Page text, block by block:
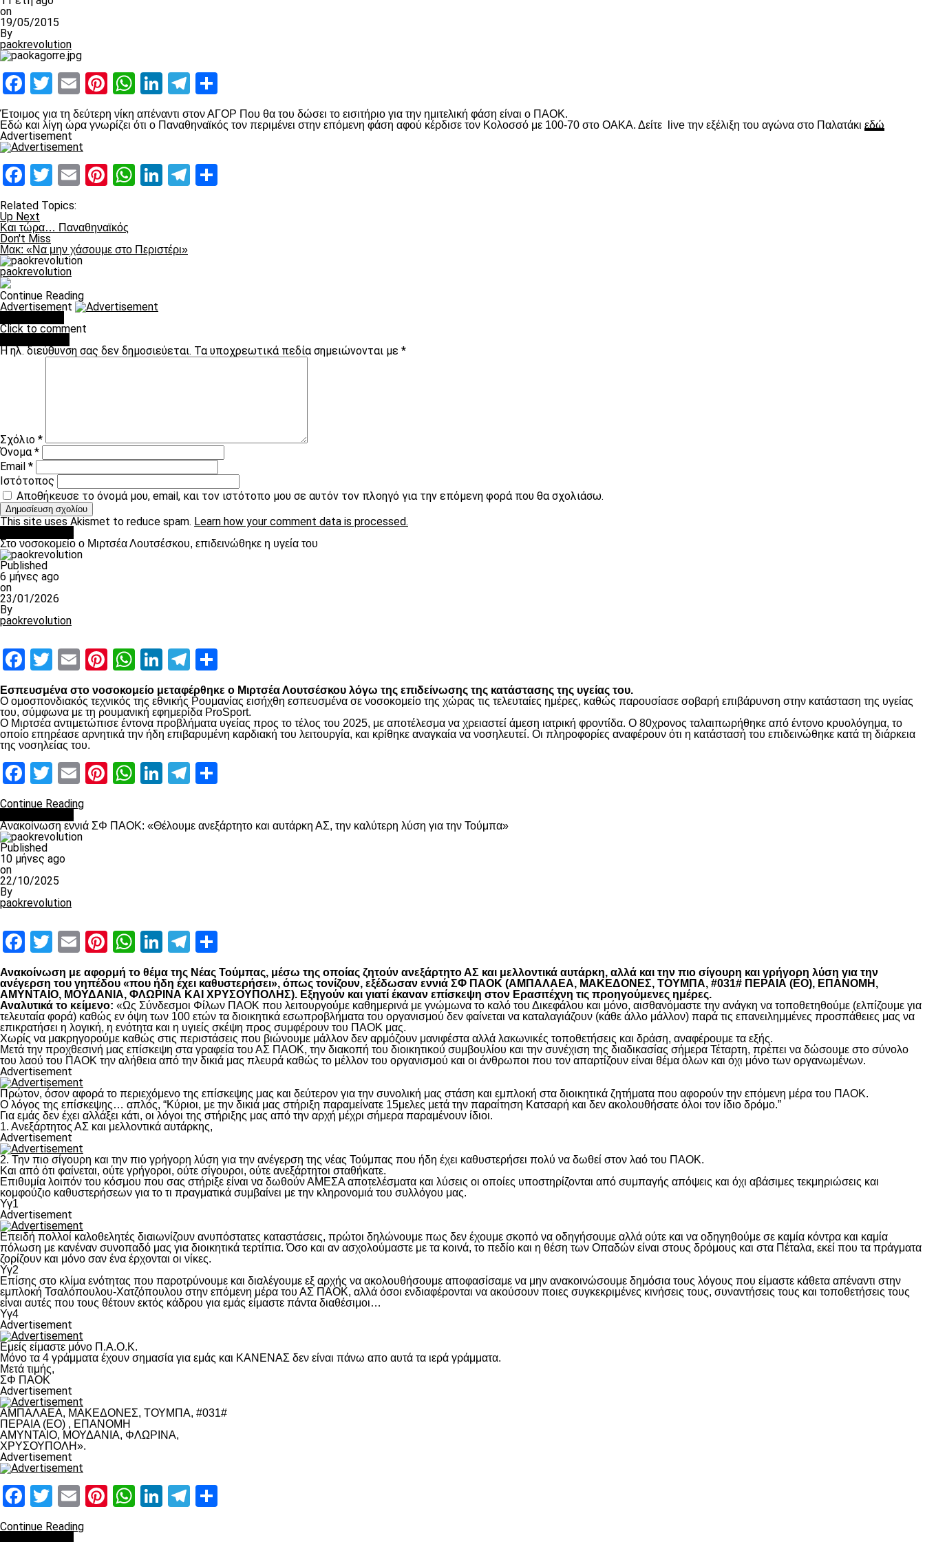
on
19/05/2015
By
paokrevolution
Facebook
Twitter
EmailPinterest
WhatsApp
LinkedIn
Telegram
Έτοιμος για τη δεύτερη νίκη απέναντι στον ΑΓΟΡ Που θα του δώσει το εισιτήριο για την ημιτελική φάση είναι ο ΠΑΟΚ.
Εδώ και λίγη ώρα γνωρίζει ότι ο Παναθηναϊκός τον περιμένει στην επόμενη φάση αφού κέρδισε τον Κολοσσό με 100-70 στο ΟΑΚΑ. Δείτε live την εξέλιξη του αγώνα στο Παλατάκι εδώ
Advertisement
Facebook
Twitter
EmailPinterest
WhatsApp
LinkedIn
Telegram
Related Topics:
Up Next
Και τώρα… Παναθηναϊκός
Don't Miss
Μακ: «Να μην χάσουμε στο Περιστέρι»
paokrevolution
Continue Reading
Advertisement
Click to comment
Η ηλ. διεύθυνση σας δεν δημοσιεύεται. Τα υποχρεωτικά πεδία σημειώνονται με *
Σχόλιο *
Όνομα*
Email *
Ιστότοπος
Αποθήκευσε το όνομά μου, email, και τον ιστότοπο μου σε αυτόν τον πλοηγό για την επόμενη φορά που θα σχολιάσω.
This site uses Akismet to reduce spam. Learn how your comment data is processed.
Στο νοσοκομείο ο Μιρτσέα Λουτσέσκου, επιδεινώθηκε η υγεία του
Published
6 μήνες ago
on
23/01/2026
By
paokrevolution
Facebook
Twitter
EmailPinterest
WhatsApp
LinkedIn
Telegram
Εσπευσμένα στο νοσοκομείο μεταφέρθηκε ο Μιρτσέα Λουτσέσκου λόγω της επιδείνωσης της κατάστασης της υγείας του.
Ο ομοσπονδιακός τεχνικός της εθνικής Ρουμανίας εισήχθη εσπευσμένα σε νοσοκομείο της χώρας τις τελευταίες ημέρες, καθώς παρουσίασε σοβαρή επιβάρυνση στην κατάσταση της υγείας
του, σύμφωνα με τη ρουμανική εφημερίδα ProSport.
Ο Μιρτσέα αντιμετώπισε έντονα προβλήματα υγείας προς το τέλος του 2025, με αποτέλεσμα να χρειαστεί άμεση ιατρική φροντίδα. Ο 80χρονος ταλαιπωρήθηκε από έντονο κρυολόγημα, το
οποίο επηρέασε αρνητικά την ήδη επιβαρυμένη καρδιακή του λειτουργία, και κρίθηκε αναγκαία να νοσηλευτεί. Οι πληροφορίες αναφέρουν ότι η κατάστασή του επιδεινώθηκε κατά τη διάρκεια
της νοσηλείας του.
Facebook
Twitter
EmailPinterest
WhatsApp
LinkedIn
Telegram
Continue Reading
Ανακοίνωση εννιά ΣΦ ΠΑΟΚ: «Θέλουμε ανεξάρτητο και αυτάρκη ΑΣ, την καλύτερη λύση για την Τούμπα»
Published
10 μήνες ago
on
22/10/2025
By
paokrevolution
Facebook
Twitter
EmailPinterest
WhatsApp
LinkedIn
Telegram
Ανακοίνωση με αφορμή το θέμα της Νέας Τούμπας, μέσω της οποίας ζητούν ανεξάρτητο ΑΣ και μελλοντικά αυτάρκη, αλλά και την πιο σίγουρη και γρήγορη λύση για την
ανέγερση του γηπέδου «που ήδη έχει καθυστερήσει», όπως τονίζουν, εξέδωσαν εννιά ΣΦ ΠΑΟΚ (ΑΜΠΑΛΑΕΑ, ΜΑΚΕΔΟΝΕΣ, ΤΟΥΜΠΑ, #031# ΠΕΡΑΙΑ (ΕΟ), ΕΠΑΝΟΜΗ,
ΑΜΥΝΤΑΙΟ, ΜΟΥΔΑΝΙΑ, ΦΛΩΡΙΝΑ ΚΑΙ ΧΡΥΣΟΥΠΟΛΗΣ). Εξηγούν και γιατί έκαναν επίσκεψη στον Ερασιτέχνη τις προηγούμενες ημέρες.
Αναλυτικά το κείμενο: «Ως Σύνδεσμοι Φίλων ΠΑΟΚ που λειτουργούμε καθημερινά με γνώμωνα το καλό του Δικεφάλου και μόνο, αισθανόμαστε την ανάγκη να τοποθετηθούμε (ελπίζουμε για
τελευταία φορά) καθώς εν όψη των 100 ετών τα διοικητικά εσωπροβλήματα του οργανισμού δεν φαίνεται να καταλαγιάζουν (κάθε άλλο μάλλον) παρά τις επανειλημμένες προσπάθειες μας να
επικρατήσει η λογική, η ενότητα και η υγιείς σκέψη προς συμφέρουν του ΠΑΟΚ μας.
Χωρίς να μακρηγορούμε καθώς στις περιστάσεις που βιώνουμε μάλλον δεν αρμόζουν μανιφέστα αλλά λακωνικές τοποθετήσεις και δράση, αναφέρουμε τα εξής.
Μετά την προχθεσινή μας επίσκεψη στα γραφεία του ΑΣ ΠΑΟΚ, την διακοπή του διοικητικού συμβουλίου και την συνέχιση της διαδικασίας σήμερα Τέταρτη, πρέπει να δώσουμε στο σύνολο
του λαού του ΠΑΟΚ την αλήθεια από την δικιά μας πλευρά καθώς το μέλλον του οργανισμού και οι άνθρωποι που τον απαρτίζουν είναι θέμα όλων και όχι μόνο των οργανωμένων.
Advertisement
Πρώτον, όσον αφορά το περιεχόμενο της επίσκεψης μας και δεύτερον για την συνολική μας στάση και εμπλοκή στα διοικητικά ζητήματα που αφορούν την επόμενη μέρα του ΠΑΟΚ.
Ο λόγος της επίσκεψης… απλός, “Κύριοι, με την δικιά μας στήριξη παραμείνατε 15μελες μετά την παραίτηση Κατσαρή και δεν ακολουθήσατε όλοι τον ίδιο δρόμο.”
Για εμάς δεν έχει αλλάξει κάτι, οι λόγοι της στήριξης μας από την αρχή μέχρι σήμερα παραμένουν ίδιοι.
1. Ανεξάρτητος ΑΣ και μελλοντικά αυτάρκης,
Advertisement
2. Την πιο σίγουρη και την πιο γρήγορη λύση για την ανέγερση της νέας Τούμπας που ήδη έχει καθυστερήσει πολύ να δωθεί στον λαό του ΠΑΟΚ.
Και από ότι φαίνεται, ούτε γρήγοροι, ούτε σίγουροι, ούτε ανεξάρτητοι σταθήκατε.
Επιθυμία λοιπόν του κόσμου που σας στήριξε είναι να δωθούν ΑΜΕΣΑ αποτελέσματα και λύσεις οι οποίες υποστηρίζονται από συμπαγής απόψεις και όχι αβάσιμες τεκμηριώσεις και
κομφούζιο καθυστερήσεων για το τι πραγματικά συμβαίνει με την κληρονομιά του συλλόγου μας.
Υγ1
Advertisement
Επειδή πολλοί καλοθελητές διαιωνίζουν ανυπόστατες καταστάσεις, πρώτοι δηλώνουμε πως δεν έχουμε σκοπό να οδηγήσουμε αλλά ούτε και να οδηγηθούμε σε καμία κόντρα και καμία
πόλωση με κανέναν συνοπαδό μας για διοικητικά τερτίπια. Όσο και αν ασχολούμαστε με τα κοινά, το πεδίο και η θέση των Οπαδών είναι στους δρόμους και στα Πέταλα, εκεί που τα πράγματα
ζορίζουν και μόνο σαν ένα έρχονται οι νίκες.
Υγ2
Επίσης στο κλίμα ενότητας που παροτρύνουμε και διαλέγουμε εξ αρχής να ακολουθήσουμε αποφασίσαμε να μην ανακοινώσουμε δημόσια τους λόγους που είμαστε κάθετα απέναντι στην
εμπλοκή Τσαλόπουλου-Χατζόπουλου στην επόμενη μέρα του ΑΣ ΠΑΟΚ, αλλά όσοι ενδιαφέρονται να ακούσουν ποιες συγκεκριμένες κινήσεις τους, συναντήσεις τους και τοποθετήσεις τους
είναι αυτές που τους θέτουν εκτός κάδρου για εμάς είμαστε πάντα διαθέσιμοι…
Υγ4
Advertisement
Εμείς είμαστε μόνο Π.Α.Ο.Κ.
Μόνο τα 4 γράμματα έχουν σημασία για εμάς και ΚΑΝΕΝΑΣ δεν είναι πάνω απο αυτά τα ιερά γράμματα.
Μετά τιμής,
ΣΦ ΠΑΟΚ
Advertisement
ΑΜΠΑΛΑΕΑ, ΜΑΚΕΔΟΝΕΣ, ΤΟΥΜΠΑ, #031#
ΠΕΡΑΙΑ (ΕΟ) , ΕΠΑΝΟΜΗ
ΑΜΥΝΤΑΙΟ, ΜΟΥΔΑΝΙΑ, ΦΛΩΡΙΝΑ,
ΧΡΥΣΟΥΠΟΛΗ».
Advertisement
Facebook
Twitter
EmailPinterest
WhatsApp
LinkedIn
Telegram
Continue Reading